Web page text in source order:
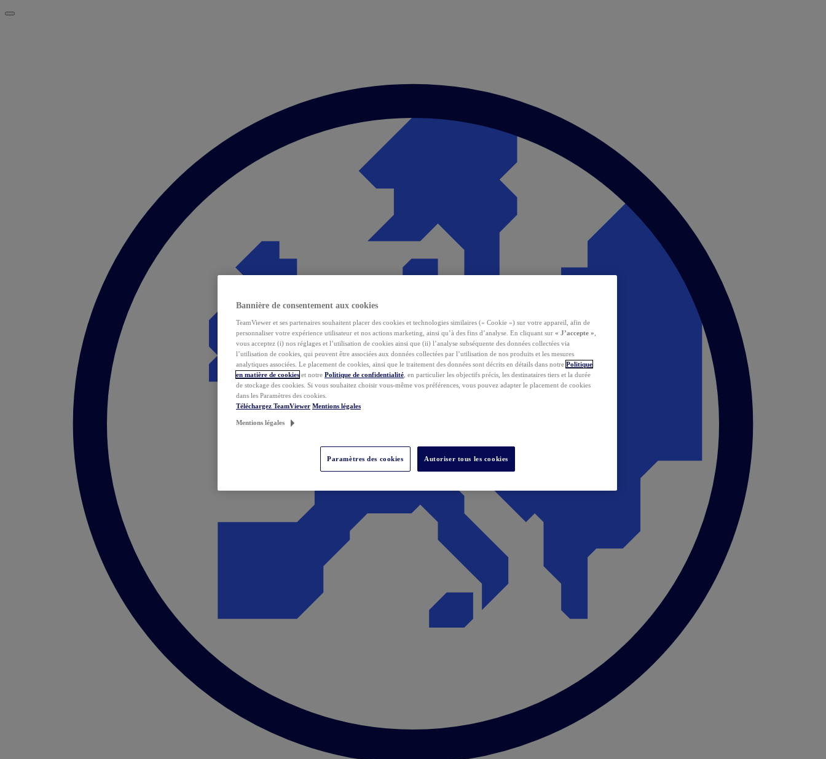
Bannière de consentement aux cookies
TeamViewer et ses partenaires souhaitent placer des cookies et technologies similaires (« Cookie ») sur votre appareil, afin de
personnaliser votre expérience utilisateur et nos actions marketing, ainsi qu’à des fins d’analyse. En cliquant sur « J’accepte »
vous acceptez (i) nos réglages et l’utilisation de cookies ainsi que (ii) l’analyse subséquente des données collectées via
l’utilisation de cookies, qui peuvent être associées aux données collectées par l’utilisation de nos produits et les mesures
analytiques associées. Le placement de cookies, ainsi que le traitement des données sont décrits en détails dans notre Politique
en matière de cookies et notre Politique de confidentialité , en particulier les objectifs précis, les destinataires tiers et la durée
de stockage des cookies. Si vous souhaitez choisir vous-même vos préférences, vous pouvez adapter le placement de cookies
dans les Paramètres des cookies.
Téléchargez TeamViewer Mentions légales
Mentions légales
Paramètres des cookies Autoriser tous les cookies